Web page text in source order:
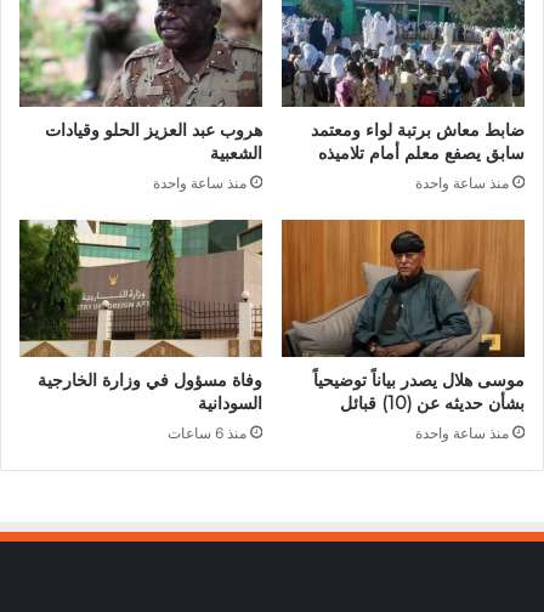
ضابط معاش برتبة لواء ومعتمد
سابق يصفع معلم أمام تلاميذه
منذ ساعة واحدة
هروب عبد العزيز الحلو وقيادات
الشعبية
منذ ساعة واحدة
موسى هلال يصدر بياناً توضيحياً
بشأن حديثه عن (10) قبائل
منذ ساعة واحدة
وفاة مسؤول في وزارة الخارجية
السودانية
منذ 6 ساعات